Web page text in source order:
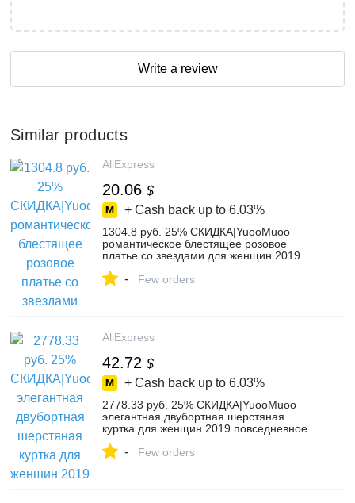
Write a review
Similar products
AliExpress
20.06 $
+ Cash back up to 6.03%
1304.8 руб. 25% СКИДКА|YuooMuoo
романтическое блестящее розовое
платье со звездами для женщин 2019
трапециевидной формы черные
- Few orders
AliExpress
42.72 $
+ Cash back up to 6.03%
2778.33 руб. 25% СКИДКА|YuooMuoo
элегантная двубортная шерстяная
куртка для женщин 2019 повседневное
верхняя одежда шерстяная куртка-in
- Few orders